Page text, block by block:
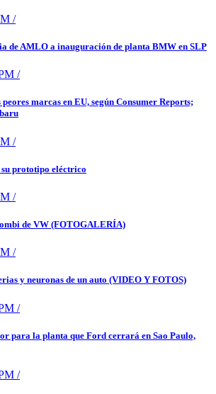
/
de AMLO a inauguración de planta BMW en SLP
/
marcas en EU, según Consumer Reports;
/
prototipo eléctrico
/
de VW (FOTOGALERÍA)
/
y neuronas de un auto (VIDEO Y FOTOS)
/
para la planta que Ford cerrará en Sao Paulo,
/